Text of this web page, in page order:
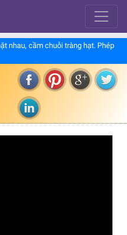
nhau, cầm chuỗi tràng hạt. Phép